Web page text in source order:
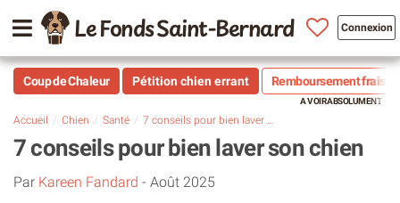
Le Fonds Saint-Bernard Connexion
Coup de Chaleur Pétition chien errant Remboursement frais
Accueil Chien Santé 7 conseils pour bien laver son chien
7 conseils pour bien laver son chien
Par Kareen Fandard - Août 2025